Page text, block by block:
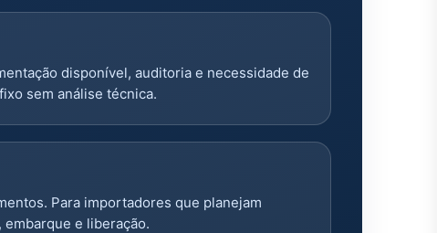
disponível, auditoria e necessidade de
sem análise técnica.
Para importadores que planejam
e liberação.